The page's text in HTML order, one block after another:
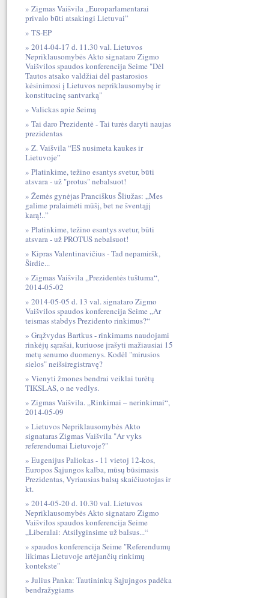
Zigmas Vaišvila „Europarlamentarai
privalo būti atsakingi Lietuvai”
TS-EP
2014-04-17 d. 11.30 val. Lietuvos
Nepriklausomybės Akto signataro Zigmo
Vaišvilos spaudos konferencija Seime "Dėl
Tautos atsako valdžiai dėl pastarosios
kėsinimosi į Lietuvos nepriklausomybę ir
konstitucinę santvarką"
Valickas apie Seimą
Tai daro Prezidentė - Tai turės daryti naujas
prezidentas
Z. Vaišvila “ES nusimeta kaukes ir
Lietuvoje”
Platinkime, težino esantys svetur, būti
atsvara - už "protus" nebalsuot!
Žemės gynėjas Pranciškus Šliužas: „Mes
galime pralaimėti mūšį, bet ne šventąjį
karą!..”
Platinkime, težino esantys svetur, būti
atsvara - už PROTUS nebalsuot!
Kipras Valentinavičius - Tad nepamiršk,
Širdie...
Zigmas Vaišvila „Prezidentės tuštuma“,
2014-05-02
2014-05-05 d. 13 val. signataro Zigmo
Vaišvilos spaudos konferencija Seime „Ar
teismas stabdys Prezidento rinkimus?“
Grąžvydas Bartkus - rinkimams naudojami
rinkėjų sąrašai, kuriuose įrašyti mažiausiai 15
metų senumo duomenys. Kodėl "mirusios
sielos" neišsiregistravę?
Vienyti žmones bendrai veiklai turėtų
TIKSLAS, o ne vedlys.
Zigmas Vaišvila. „Rinkimai – nerinkimai“,
2014-05-09
Lietuvos Nepriklausomybės Akto
signataras Zigmas Vaišvila "Ar vyks
referendumai Lietuvoje?"
Eugenijus Paliokas - 11 vietoj 12-kos,
Europos Sąjungos kalba, mūsų būsimasis
Prezidentas, Vyriausias balsų skaičiuotojas ir
kt.
2014-05-20 d. 10.30 val. Lietuvos
Nepriklausomybės Akto signataro Zigmo
Vaišvilos spaudos konferencija Seime
„Liberalai: Atsilyginsime už balsus...“
spaudos konferencija Seime "Referendumų
likimas Lietuvoje artėjančių rinkimų
kontekste"
Julius Panka: Tautininkų Sąjujngos padėka
bendražygiams